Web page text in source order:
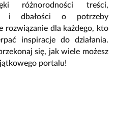
różnorodności treści,
i dbałości o potrzeby
dla każdego, kto
inspiracje do działania.
się, jak wiele możesz
portalu!